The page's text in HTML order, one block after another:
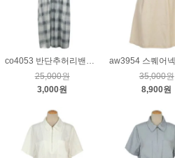
25,000원
3,000원
35,000원
8,900원